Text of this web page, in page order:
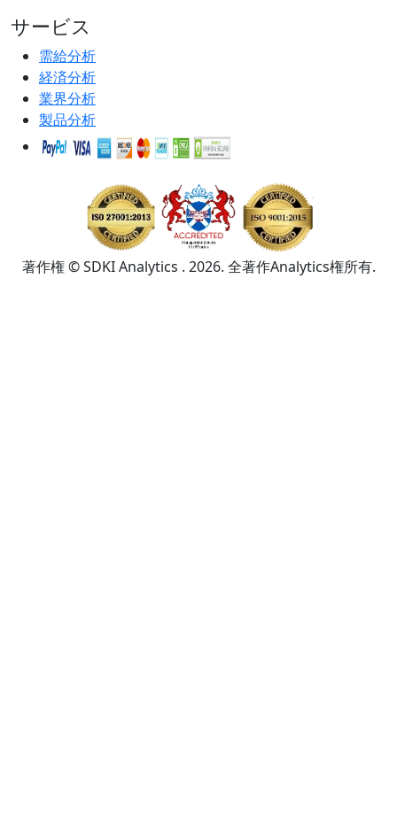
サービス
需給分析
経済分析
業界分析
製品分析
著作権 © SDKI Analytics . 2026. 全著作Analytics権所有.